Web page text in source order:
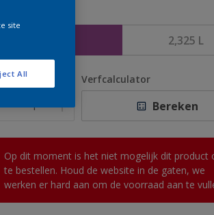
2,325 L
Verfcalculator
Bereken
Op dit moment is het niet mogelijk dit product
te bestellen. Houd de website in de gaten, we
werken er hard aan om de voorraad aan te
site
All